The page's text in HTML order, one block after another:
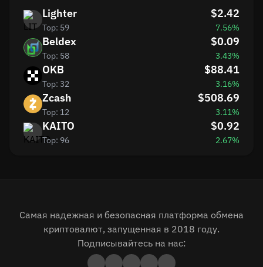
Lighter
Top: 59
$2.42
7.56%
Beldex
Top: 58
$0.09
3.43%
OKB
Top: 32
$88.41
3.16%
Zcash
Top: 12
$508.69
3.11%
KAITO
Top: 96
$0.92
2.67%
Самая надежная и безопасная платформа обмена
криптовалют, запущенная в 2018 году.
Подписывайтесь на нас: